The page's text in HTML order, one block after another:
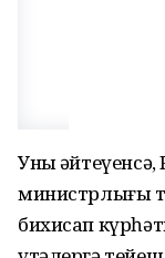
Уның
министрлығы
бихисап